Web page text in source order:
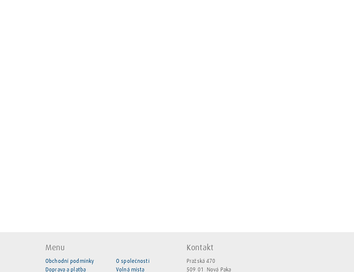
Menu
Obchodní podmínky
Doprava a platba
O společnosti
Volná místa
Kontakt
Pražská 470
509 01 Nová Paka